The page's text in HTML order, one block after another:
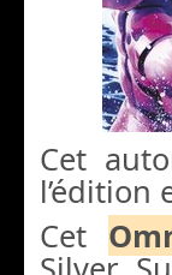
Cet
l’édition
Cet